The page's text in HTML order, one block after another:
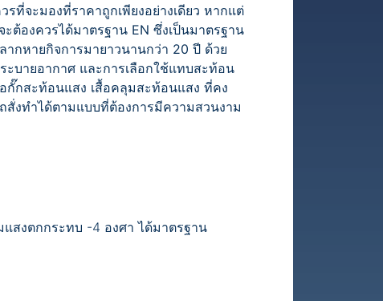
จะมองที่ราคาถูกเพียงอย่างเดียว หากแต่
องควรได้มาตรฐาน EN ซึ่งเป็นมาตรฐาน
กหายกิจการมายาวนานกว่า 20 ปี ด้วย
บายอากาศ และการเลือกใช้แทบสะท้อน
กั๊กสะท้อนแสง เสื้อคลุมสะท้อนแสง ที่คง
งทำได้ตามแบบที่ต้องการมีความสวนงาม
สงตกกระทบ -4 องศา ได้มาตรฐาน